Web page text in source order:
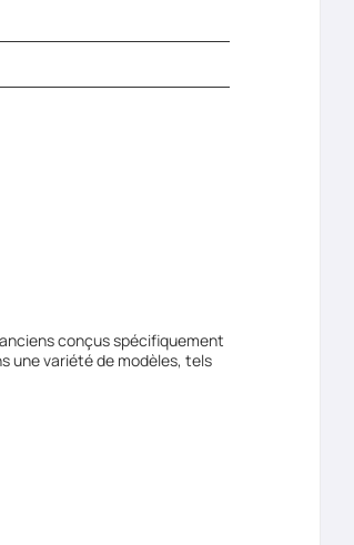
conçus spécifiquement
une variété de modèles, tels